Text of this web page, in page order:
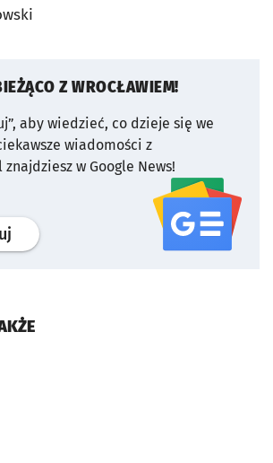
Z WROCŁAWIEM!
aby wiedzieć, co dzieje się we
wiadomości z
w Google News!
profil serwisu